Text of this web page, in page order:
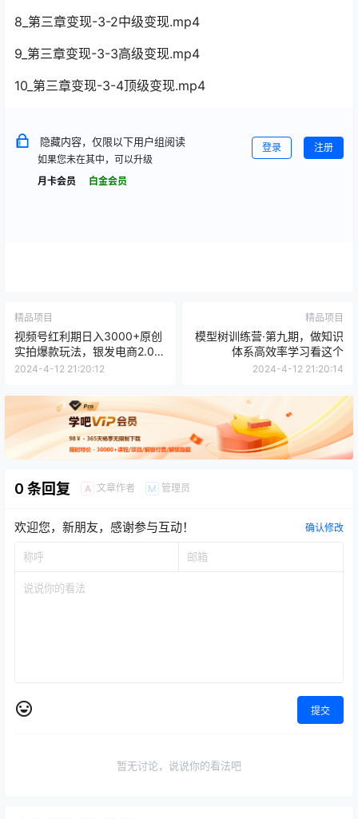
8_第三章变现-3-2中级变现.mp4
9_第三章变现-3-3高级变现.mp4
10_第三章变现-3-4顶级变现.mp4
隐藏内容，仅限以下用户组阅读
如果您未在其中，可以升级
月卡会员
白金会员
登录 注册
精品项目
视频号红利期日入3000+原创
实拍爆款玩法，银发电商2.0，
从选品到出单全链路详细讲解
2024-4-12 21:20:12
精品项目
模型树训练营·第九期，做知识
体系高效率学习看这个
2024-4-12 21:20:14
0 条回复 A 文章作者 M 管理员
欢迎您，新朋友，感谢参与互动！ 确认修改
提交
暂无讨论，说说你的看法吧